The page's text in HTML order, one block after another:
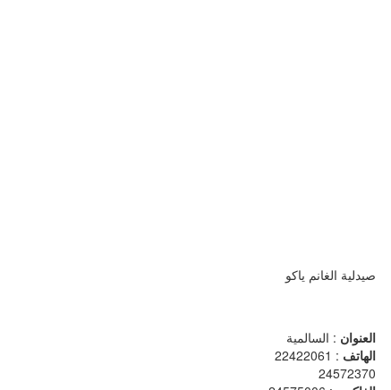
صيدلية الغانم ياكو
العنوان : السالمية
الهاتف : 22422061
24572370